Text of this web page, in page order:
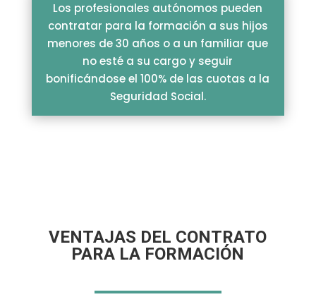
Los profesionales autónomos pueden
contratar para la formación a sus hijos
menores de 30 años o a un familiar que
no esté a su cargo y seguir
bonificándose el 100% de las cuotas a la
Seguridad Social.
VENTAJAS DEL CONTRATO
PARA LA FORMACIÓN